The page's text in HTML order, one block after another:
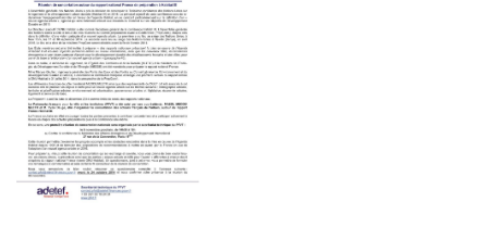
Podcast-AdP
Dîners débats
Journées d’études
Concours vidéo
Matinales
Nos partenaires
Evénements